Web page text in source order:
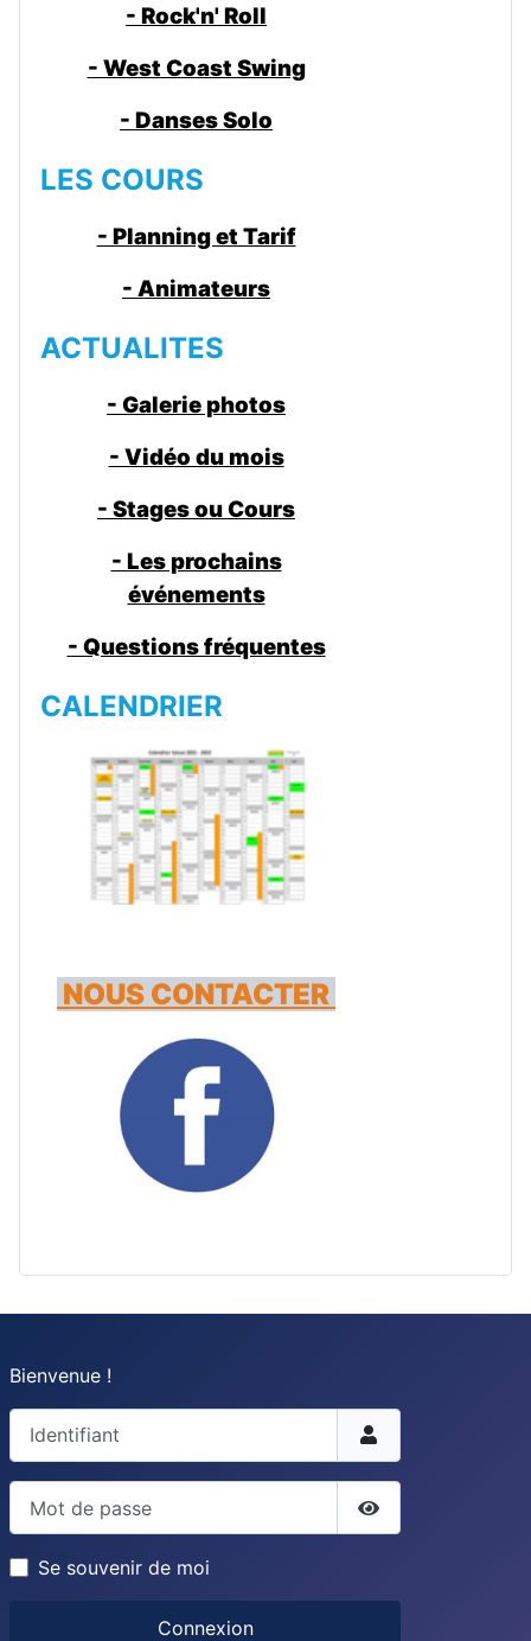
- Rock'n' Roll
- West Coast Swing
- Danses Solo
LES COURS
- Planning et Tarif
- Animateurs
ACTUALITES
- Galerie photos
- Vidéo du mois
- Stages ou Cours
- Les prochains
événements
- Questions fréquentes
CALENDRIER
NOUS CONTACTER
Bienvenue !
Identifiant
Mot de passe
Afficher le mot
Se souvenir de moi
Connexion